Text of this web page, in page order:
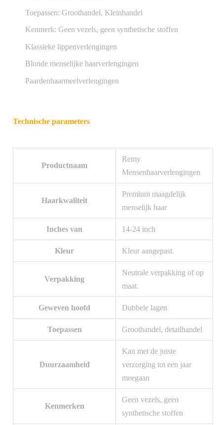
Toepassen: Groothandel, Kleinhandel
Kenmerk: Geen vezels, geen synthetische stoffen
Klassieke lippenverlengingen
Blonde menselijke haarverlengingen
Paardenhaarmeelverlengingen
Technische parameters
Productnaam
Remy
Mensenhaarverlengingen
Haarkwaliteit
Premium maagdelijk
menselijk haar
Inches van 14-24 inch
Kleur Kleur aangepast.
Verpakking
Neutrale verpakking of op
maat.
Geweven hoofd Dubbele lagen
Toepassen Groothandel, detailhandel
Duurzaamheid
Kan met de juiste
verzorging tot een jaar
meegaan
Kenmerken
Geen vezels, geen
synthetische stoffen